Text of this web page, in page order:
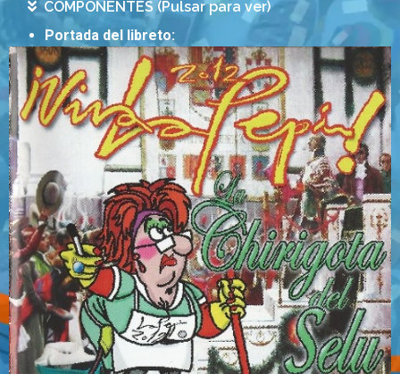
COMPONENTES (Pulsar para ver)
Portada del libreto: